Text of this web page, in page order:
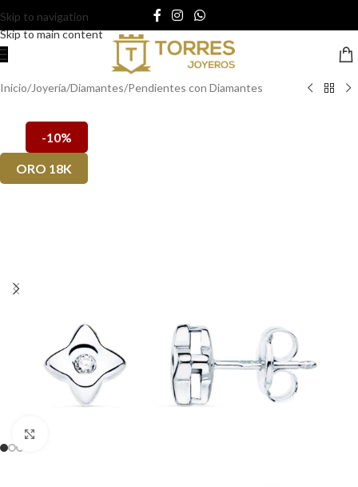
Skip to navigation
Skip to main content
Inicio/Joyería/Diamantes/Pendientes con Diamantes
-10%
ORO 18K